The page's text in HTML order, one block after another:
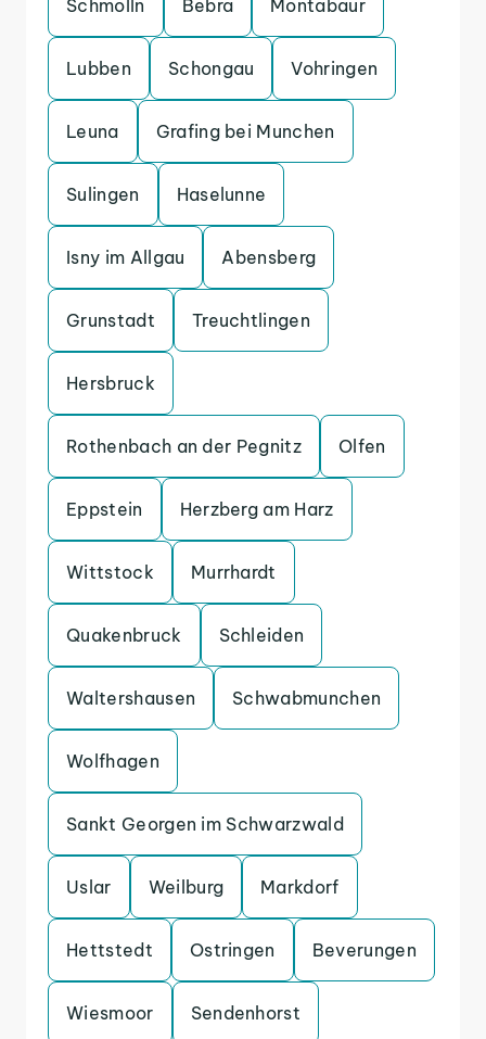
Schmolln Bebra Montabaur
Lubben Schongau Vohringen
Leuna Grafing bei Munchen
Sulingen Haselunne
Isny im Allgau Abensberg
Grunstadt Treuchtlingen
Hersbruck
Rothenbach an der Pegnitz Olfen
Eppstein Herzberg am Harz
Wittstock Murrhardt
Quakenbruck Schleiden
Waltershausen Schwabmunchen
Wolfhagen
Sankt Georgen im Schwarzwald
Uslar Weilburg Markdorf
Hettstedt Ostringen Beverungen
Wiesmoor Sendenhorst